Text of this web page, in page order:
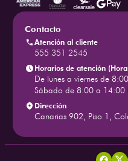
Contacto
Atención al cliente
555 351 2545
Horarios de atención
De lunes a viernes de
Sábado de 8:00 a 14:00
Dirección
Canarias 902, Piso 1,